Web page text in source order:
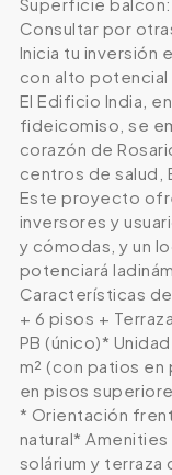
Consultar por
Inicia tu inversión
con alto potencial
El Edificio India,
fideicomiso, se
corazón de
centros de salud,
Este proyecto
inversores y
y cómodas, y un
potenciará
Características
+ 6 pisos +
PB (único)*
m² (con patios
en pisos
* Orientación
natural* Amenities
solárium y terraza